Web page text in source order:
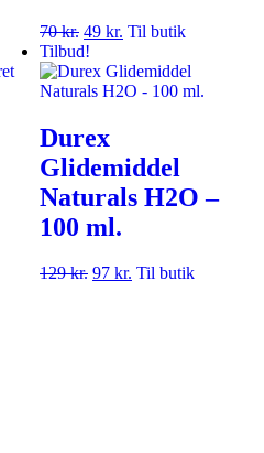
70kr. 49 kr. Til butik
Tilbud!
Durex
Glidemiddel
Naturals H2O –
100 ml.
129kr. 97 kr. Til butik